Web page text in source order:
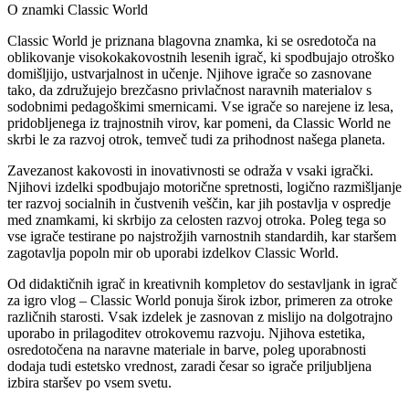
O znamki Classic World
Classic World je priznana blagovna znamka, ki se osredotoča na
oblikovanje visokokakovostnih lesenih igrač, ki spodbujajo otroško
domišljijo, ustvarjalnost in učenje. Njihove igrače so zasnovane
tako, da združujejo brezčasno privlačnost naravnih materialov s
sodobnimi pedagoškimi smernicami. Vse igrače so narejene iz lesa,
pridobljenega iz trajnostnih virov, kar pomeni, da Classic World ne
skrbi le za razvoj otrok, temveč tudi za prihodnost našega planeta.
Zavezanost kakovosti in inovativnosti se odraža v vsaki igrački.
Njihovi izdelki spodbujajo motorične spretnosti, logično razmišljanje
ter razvoj socialnih in čustvenih veščin, kar jih postavlja v ospredje
med znamkami, ki skrbijo za celosten razvoj otroka. Poleg tega so
vse igrače testirane po najstrožjih varnostnih standardih, kar staršem
zagotavlja popoln mir ob uporabi izdelkov Classic World.
Od didaktičnih igrač in kreativnih kompletov do sestavljank in igrač
za igro vlog – Classic World ponuja širok izbor, primeren za otroke
različnih starosti. Vsak izdelek je zasnovan z mislijo na dolgotrajno
uporabo in prilagoditev otrokovemu razvoju. Njihova estetika,
osredotočena na naravne materiale in barve, poleg uporabnosti
dodaja tudi estetsko vrednost, zaradi česar so igrače priljubljena
izbira staršev po vsem svetu.